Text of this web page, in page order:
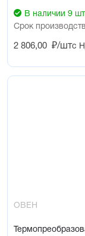
В наличии 9 шт
Срок
2 806,00 ₽/штс
ОВЕН